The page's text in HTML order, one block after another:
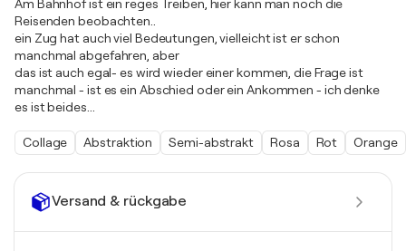
Versand & rückgabe
Am Bahnhof ist ein reges Treiben, hier kann man noch die
Reisenden beobachten..
ein Zug hat auch viel Bedeutungen, vielleicht ist er schon
manchmal abgefahren, aber
das ist auch egal- es wird wieder einer kommen, die Frage ist
manchmal - ist es ein Abschied oder ein Ankommen - ich denke
es ist beides...
Collage Abstraktion Semi-abstrakt Rosa Rot Orange